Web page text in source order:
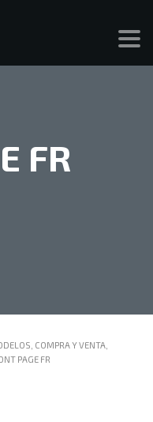
FR
COMPRA Y VENTA,
PAGE FR